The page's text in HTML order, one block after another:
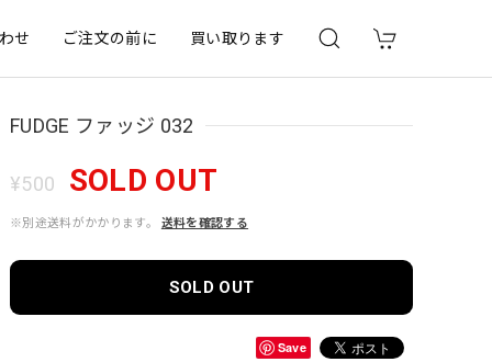
せ ご注文の前に 買い取ります
FUDGE ファッジ 032
¥500 SOLD OUT
※別途送料がかかります。 送料を確認する
SOLD OUT
Save